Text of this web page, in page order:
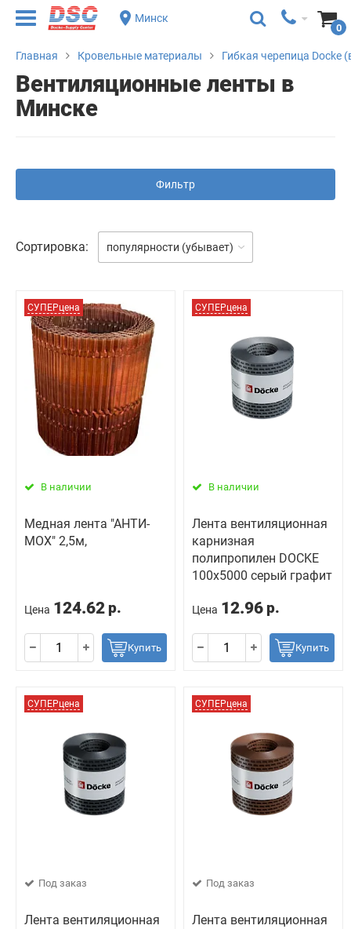
Минск
0
Главная Кровельные материалы Гибкая черепица Docke
Вентиляционные ленты в
Минске
Фильтр
Сортировка: популярности (убывает)
СУПЕРцена
В наличии
Медная лента "АНТИ-
МОХ" 2,5м,
Цена 124.62 р.
Купить
СУПЕРцена
В наличии
Лента вентиляционная
карнизная
полипропилен DOCKE
100х5000 серый графит
Цена 12.96 р.
Купить
СУПЕРцена
Под заказ
Лента вентиляционная
СУПЕРцена
Под заказ
Лента вентиляционная